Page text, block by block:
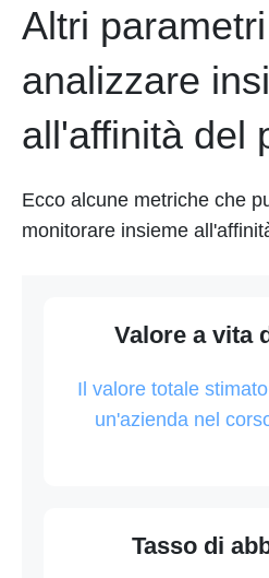
Altri
analizzare
all'affinità del
Ecco alcune metriche che
monitorare insieme
Valore a vita
Il valore totale
un'azienda nel
Tasso di